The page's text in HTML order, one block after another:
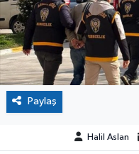
Paylaş
Halil Aslan